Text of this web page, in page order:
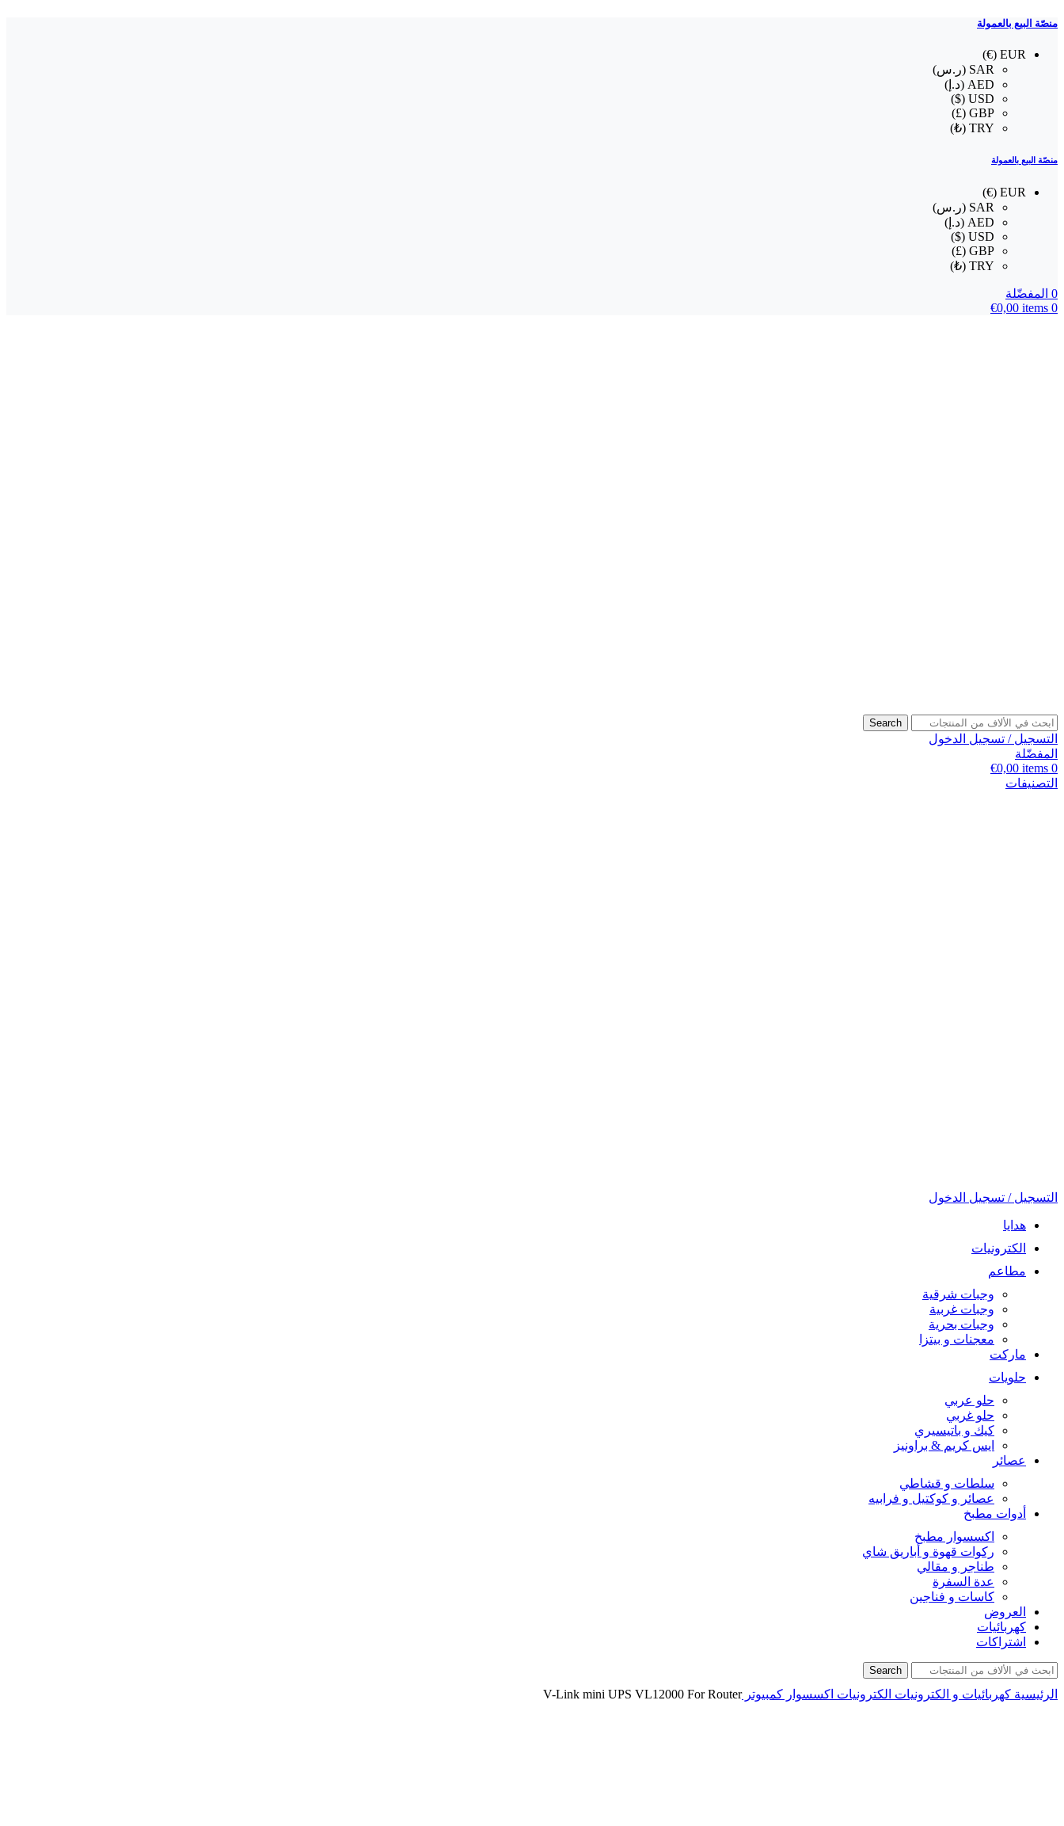
منصّة البيع بالعمولة
EUR (€)
SAR (ر.س)
AED (د.إ)
USD ($)
GBP (£)
TRY (₺)
منصّة البيع بالعمولة
EUR (€)
SAR (ر.س)
AED (د.إ)
USD ($)
GBP (£)
TRY (₺)
0 المفضّلة
0
items
€0,00
Search
التسجيل / تسجيل الدخول
المفضّلة
0
items
€0,00
التصنيفات
التسجيل / تسجيل الدخول
هدايا
الكترونيات
مطاعم
وجبات شرقية
وجبات غربية
وجبات بحرية
معجنات و بيتزا
ماركت
حلويات
حلو عربي
حلو غربي
كيك و باتيسيري
ايس كريم & براونيز
عصائر
سلطات و قشاطي
عصائر و كوكتيل و فرابيه
أدوات مطبخ
اكسسوار مطبخ
ركوات قهوة و أباريق شاي
طناجر و مقالي
عدة السفرة
كاسات و فناجين
العروض
كهربائيات
اشتراكات
Search
الرئيسية كهربائيات و الكترونيات الكترونيات اكسسوار كمبيوترV-Link mini UPS VL12000 For Router